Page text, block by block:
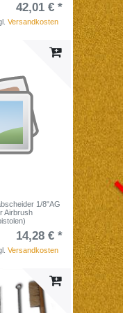
42,01 € *
Versandkosten
1/8"AG
Airbrush
14,28 € *
Versandkosten